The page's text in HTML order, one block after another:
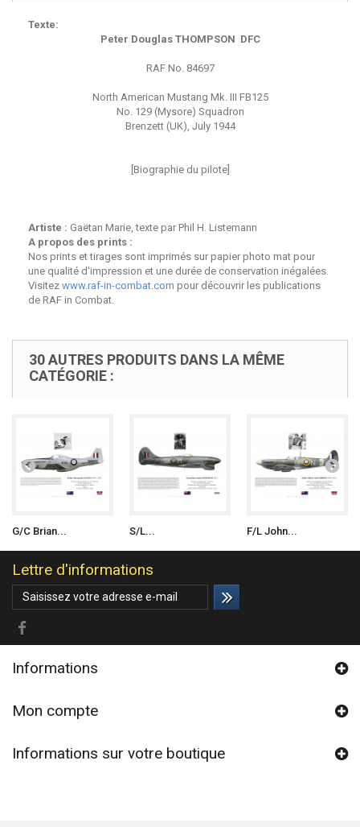
Texte:
Peter Douglas THOMPSON DFC
RAF No. 84697
North American Mustang Mk. III FB125
No. 129 (Mysore) Squadron
Brenzett (UK), July 1944
[Biographie du pilote]
Artiste : Gaëtan Marie, texte par Phil H. Listemann
A propos des prints :
Nos prints et tirages sont imprimés sur papier photo mat pour
une qualité d'impression et une durée de conservation inégalées.
Visitez www.raf-in-combat.com pour découvrir les publications
de RAF in Combat.
30 AUTRES PRODUITS DANS LA MÊME
CATÉGORIE :
G/C Brian... S/L... F/L John...
Lettre d'informations
Informations
Mon compte
Informations sur votre boutique